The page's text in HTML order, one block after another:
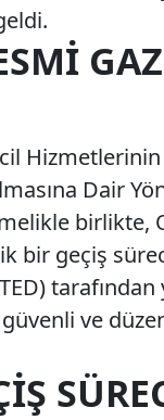
Dair
birlikte,
bir geçiş
tarafından
ve